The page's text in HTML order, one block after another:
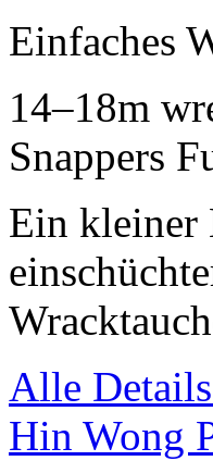
Einfaches
14–18m
Snappers
Ein kleiner
Alle
Hin Wong